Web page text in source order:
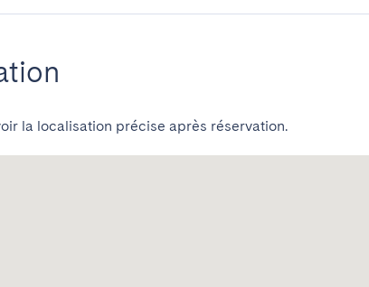
la localisation précise après réservation.